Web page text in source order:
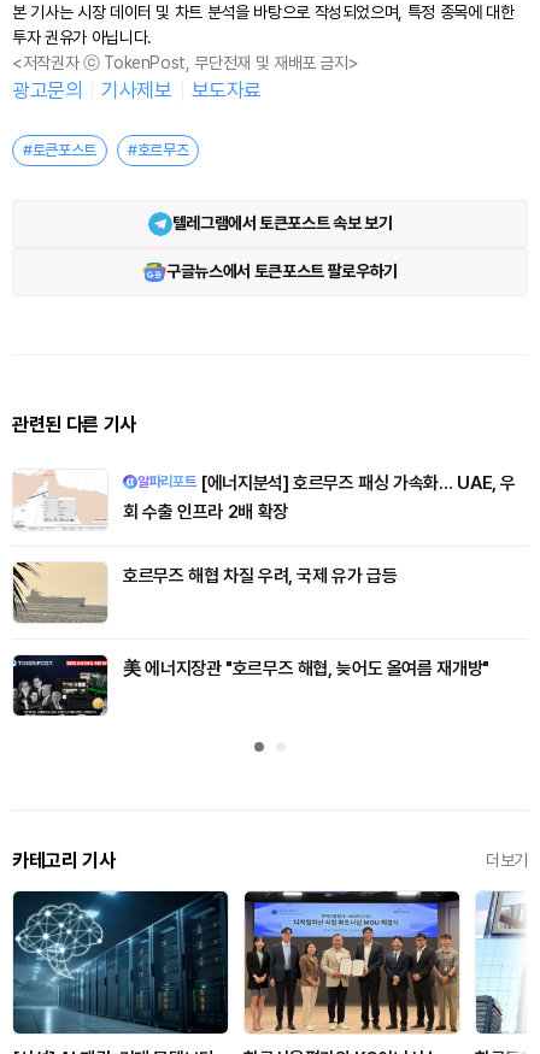
본 기사는 시장 데이터 및 차트 분석을 바탕으로 작성되었으며, 특정 종목에 대한
투자 권유가 아닙니다.
<저작권자 ⓒ TokenPost, 무단전재 및 재배포 금지>
광고문의 기사제보 보도자료
#토큰포스트 #호르무즈
텔레그램에서 토큰포스트 속보 보기
구글뉴스에서 토큰포스트 팔로우하기
관련된 다른 기사
알파리포트[에너지분석] 호르무즈 패싱 가속화… UAE, 우
회 수출 인프라 2배 확장
호르무즈 해협 차질 우려, 국제 유가 급등
美 에너지장관 "호르무즈 해협, 늦어도 올여름 재개방"
카테고리 기사 더보기